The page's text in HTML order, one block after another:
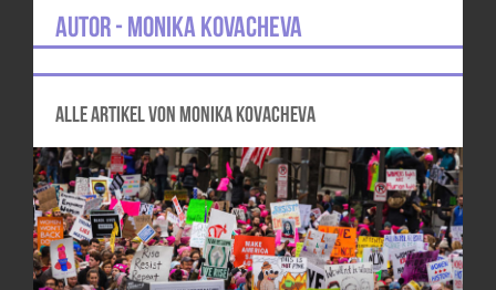
Autor - Monika Kovacheva
Alle Artikel von Monika Kovacheva